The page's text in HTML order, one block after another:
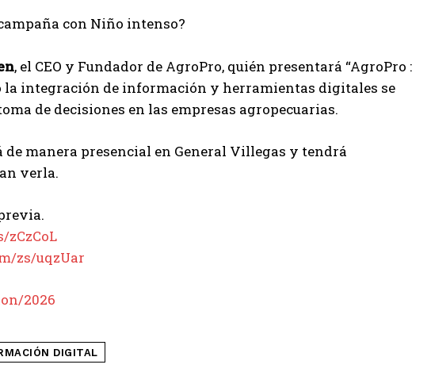
con Niño intenso?
, el CEO y Fundador de AgroPro, quién presentará “AgroPro :
la integración de información y herramientas digitales se
de decisiones en las empresas agropecuarias.
manera presencial en General Villegas y tendrá
verla.
zs/uqzUar
2026
DIGITAL